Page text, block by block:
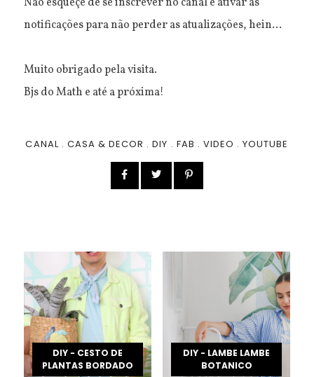
notificações para não perder as atualizações, hein...
Muito obrigado pela visita.
Bjs do Math e até a próxima!
CANAL. CASA & DECOR .DIY . FAB . VIDEO .YOUTUBE
DIY - CESTO DE
PLANTAS BORDADO
DIY - LAMBE LAMBE
BOTANICO